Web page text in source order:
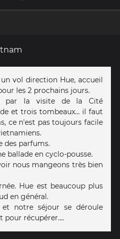
vol direction Hue, accueil
les 2 prochains jours.
par la visite de la Cité
et trois tombeaux... il faut
ce n'est pas toujours facile
des parfums.
ballade en cyclo-pousse.
nous mangeons très bien
Hue est beaucoup plus
en général.
et notre séjour se déroule
pour récupérer....